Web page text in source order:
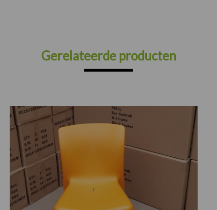
Gerelateerde producten